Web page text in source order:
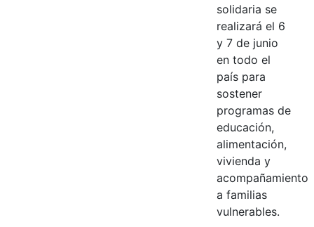
solidaria se
realizará el 6
y 7 de junio
en todo el
país para
sostener
programas de
educación,
alimentación,
vivienda y
acompañamiento
a familias
vulnerables.